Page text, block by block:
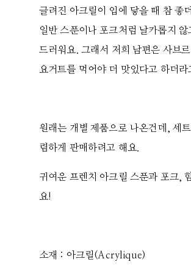
글려진 아크릴이 입에 닿을 때 참 좋
일반 스푼이나 포크처럼 날카롭지 않
드러워요. 그래서 저희 남편은 사브
요거트를 먹어야 더 맛있다고 하더라
원래는 개별 제품으로 나온건데, 세
렴하게 판매하려고 해요.
귀여운 프렌치 아크릴 스푼과 포크,
요!
소재 : 아크릴(Acrylique)